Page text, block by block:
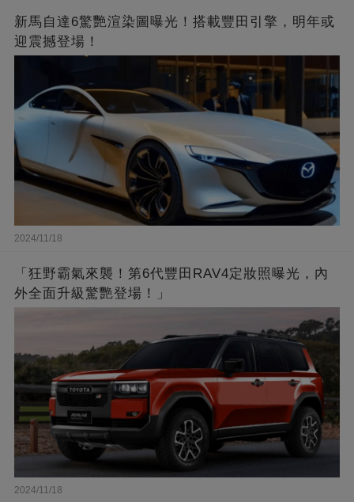
新馬自達6驚艷渲染圖曝光！搭載豐田引擎，明年或
迎震撼登場！
2024/11/18
「狂野霸氣來襲！第6代豐田RAV4定妝照曝光，內
外全面升級驚艷登場！」
2024/11/18